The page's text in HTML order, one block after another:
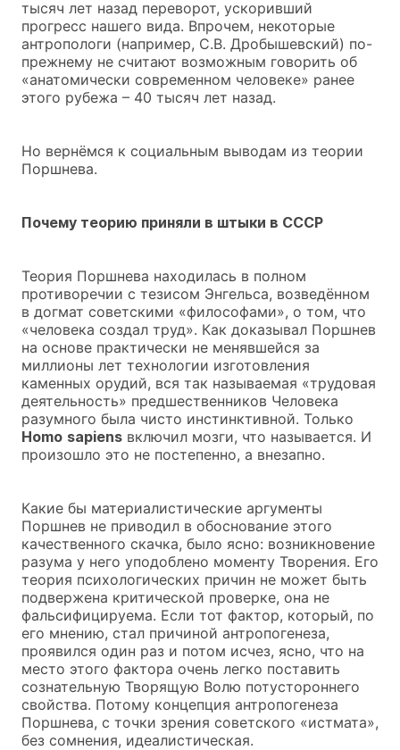
тысяч лет назад переворот, ускоривший
прогресс нашего вида. Впрочем, некоторые
антропологи (например, С.В. Дробышевский) по-
прежнему не считают возможным говорить об
«анатомически современном человеке» ранее
этого рубежа – 40 тысяч лет назад.
Но вернёмся к социальным выводам из теории
Поршнева.
Почему теорию приняли в штыки в СССР
Теория Поршнева находилась в полном
противоречии с тезисом Энгельса, возведённом
в догмат советскими «философами», о том, что
«человека создал труд». Как доказывал Поршнев
на основе практически не менявшейся за
миллионы лет технологии изготовления
каменных орудий, вся так называемая «трудовая
деятельность» предшественников Человека
разумного была чисто инстинктивной. Только
Homo sapiens включил мозги, что называется. И
произошло это не постепенно, а внезапно.
Какие бы материалистические аргументы
Поршнев не приводил в обоснование этого
качественного скачка, было ясно: возникновение
разума у него уподоблено моменту Творения. Его
теория психологических причин не может быть
подвержена критической проверке, она не
фальсифицируема. Если тот фактор, который, по
его мнению, стал причиной антропогенеза,
проявился один раз и потом исчез, ясно, что на
место этого фактора очень легко поставить
сознательную Творящую Волю потустороннего
свойства. Потому концепция антропогенеза
Поршнева, с точки зрения советского «истмата»,
без сомнения, идеалистическая.